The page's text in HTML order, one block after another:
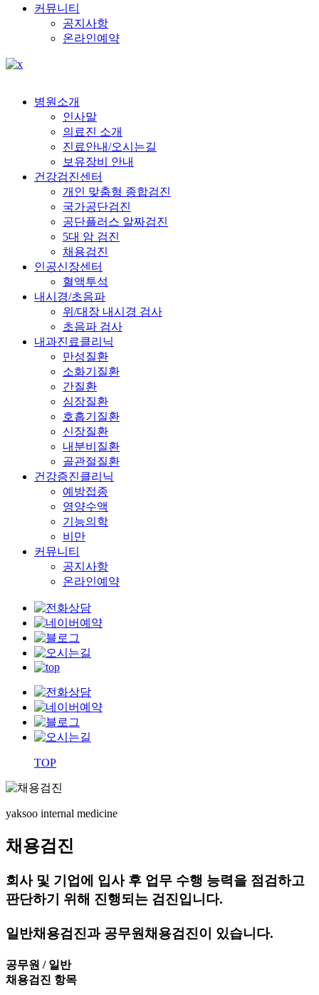
커뮤니티
공지사항
온라인예약
병원소개
인사말
의료진 소개
진료안내/오시는길
보유장비 안내
건강검진센터
개인 맞춤형 종합검진
국가공단검진
공단플러스 알짜검진
5대 암 검진
채용검진
인공신장센터
혈액투석
내시경/초음파
위/대장 내시경 검사
초음파 검사
내과진료클리닉
만성질환
소화기질환
간질환
심장질환
호흡기질환
신장질환
내분비질환
골관절질환
건강증진클리닉
예방접종
영양수액
기능의학
비만
커뮤니티
공지사항
온라인예약
TOP
yaksoo internal medicine
채용검진
회사 및 기업에 입사 후 업무 수행 능력을 점검하고
판단하기 위해 진행되는 검진입니다.
일반채용검진과 공무원채용검진이 있습니다.
공무원 / 일반
채용검진 항목